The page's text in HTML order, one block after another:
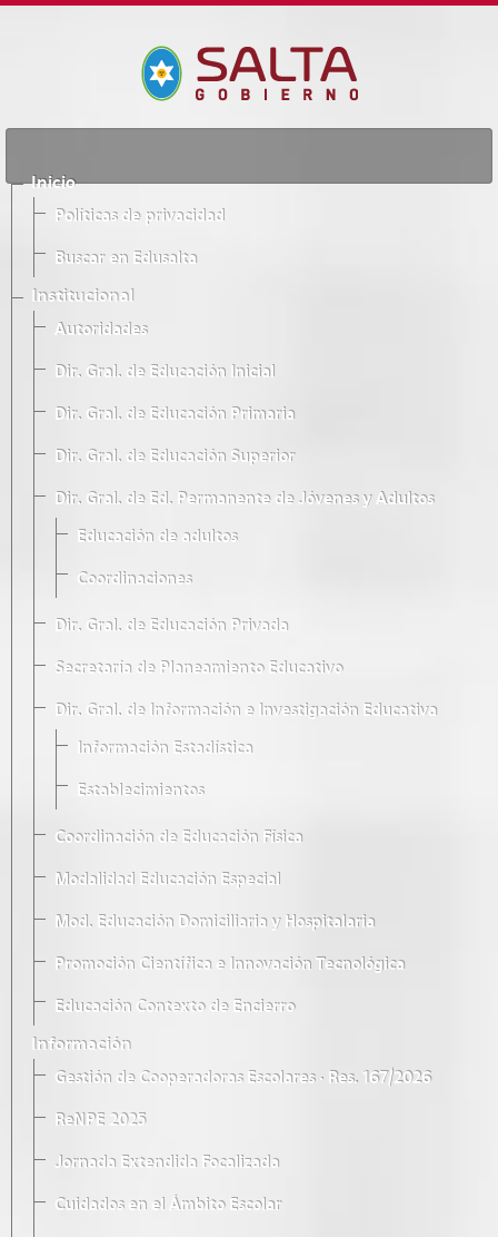
Inicio
Políticas de privacidad
Buscar en Edusalta
Institucional
Autoridades
Dir. Gral. de Educación Inicial
Dir. Gral. de Educación Primaria
Dir. Gral. de Educación Superior
Dir. Gral. de Ed. Permanente de Jóvenes y Adultos
Educación de adultos
Coordinaciones
Dir. Gral. de Educación Privada
Secretaría de Planeamiento Educativo
Dir. Gral. de Información e Investigación Educativa
Información Estadística
Establecimientos
Coordinación de Educación Física
Modalidad Educación Especial
Mod. Educación Domiciliaria y Hospitalaria
Promoción Científica e Innovación Tecnológica
Educación Contexto de Encierro
Información
Gestión de Cooperadoras Escolares · Res. 167/2026
ReNPE 2025
Jornada Extendida Focalizada
Cuidados en el Ámbito Escolar